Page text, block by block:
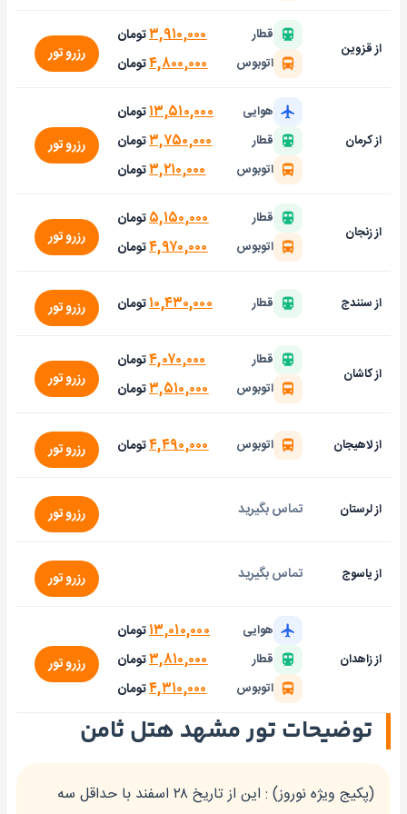
از قزوین
قطار ۳,۹۱۰,۰۰۰تومان
اتوبوس ۴,۸۰۰,۰۰۰تومان رزرو تور
از کرمان
هوایی ۱۳,۵۱۰,۰۰۰تومان
قطار ۳,۷۵۰,۰۰۰تومان
اتوبوس ۳,۲۱۰,۰۰۰تومان
رزرو تور
از زنجان
قطار ۵,۱۵۰,۰۰۰تومان
اتوبوس ۴,۹۷۰,۰۰۰تومان رزرو تور
از سنندج قطار ۱۰,۴۳۰,۰۰۰تومان رزرو تور
از کاشان
قطار ۴,۰۷۰,۰۰۰تومان
اتوبوس ۳,۵۱۰,۰۰۰تومان رزرو تور
از لاهیجان اتوبوس ۴,۴۹۰,۰۰۰تومان رزرو تور
از لرستان تماس بگیرید رزرو تور
از یاسوج تماس بگیرید رزرو تور
از زاهدان
هوایی ۱۳,۰۱۰,۰۰۰تومان
قطار ۳,۸۱۰,۰۰۰تومان
اتوبوس ۴,۳۱۰,۰۰۰تومان
رزرو تور
توضیحات تور مشهد هتل ثامن
(پکیج ویژه نوروز) : این از تاریخ ۲۸ اسفند با حداقل سه